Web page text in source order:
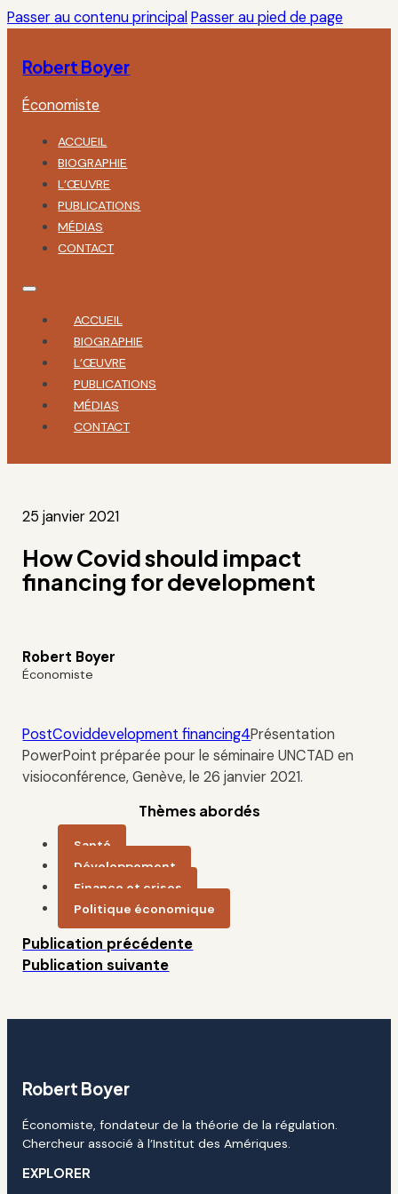
Passer au contenu principal Passer au pied de page
Robert Boyer
Économiste
ACCUEIL
BIOGRAPHIE
L’ŒUVRE
PUBLICATIONS
MÉDIAS
CONTACT
ACCUEIL
BIOGRAPHIE
L’ŒUVRE
PUBLICATIONS
MÉDIAS
CONTACT
25 janvier 2021
How Covid should impact
financing for development
Robert Boyer
Économiste
PostCoviddevelopment financing4Présentation
PowerPoint préparée pour le séminaire UNCTAD en
visioconférence, Genève, le 26 janvier 2021.
Thèmes abordés
Santé
Développement
Finance et crises
Politique économique
Publication précédente
Publication suivante
Robert Boyer
Économiste, fondateur de la théorie de la régulation.
Chercheur associé à l’Institut des Amériques.
EXPLORER